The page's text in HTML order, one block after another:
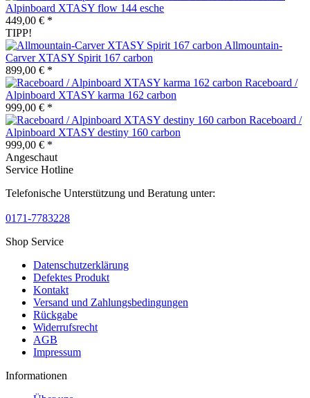
Alpinboard XTASY flow 144 esche
449,00 € *
TIPP!
Allmountain-
Carver XTASY Spirit 167 carbon
899,00 € *
Raceboard /
Alpinboard XTASY karma 162 carbon
999,00 € *
Raceboard /
Alpinboard XTASY destiny 160 carbon
999,00 € *
Angeschaut
Service Hotline
Telefonische Unterstützung und Beratung unter:
0171-7783228
Shop Service
Datenschutzerklärung
Defektes Produkt
Kontakt
Versand und Zahlungsbedingungen
Rückgabe
Widerrufsrecht
AGB
Impressum
Informationen